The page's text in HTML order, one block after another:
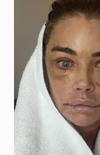
"Лучшее,
летняя
лица
4